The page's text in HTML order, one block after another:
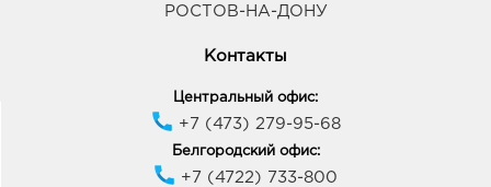
РОСТОВ-НА-ДОНУ
Контакты
Центральный офис:
+7 (473) 279-95-68
Белгородский офис:
+7 (4722) 733-800